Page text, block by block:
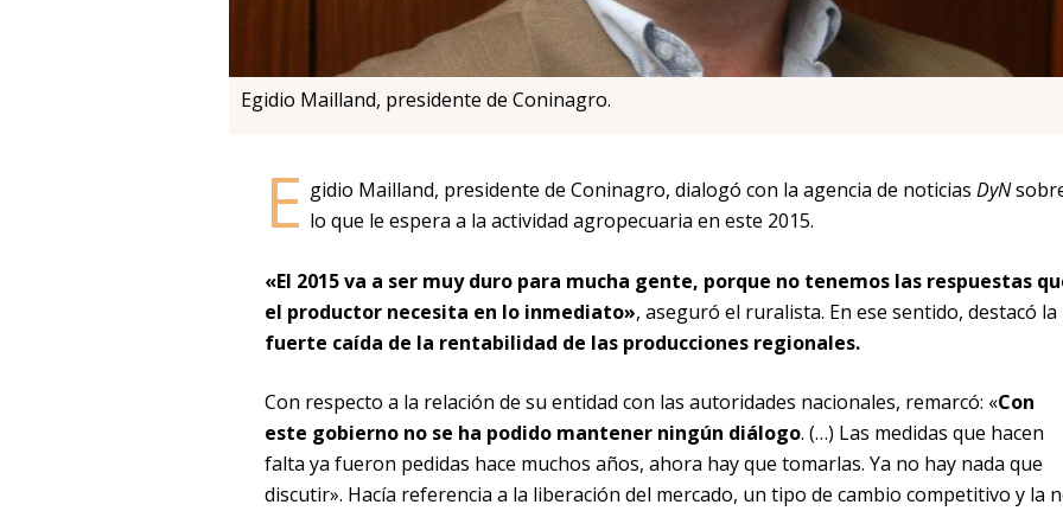
Egidio Mailland, presidente de Coninagro.
E gidio Mailland, presidente de Coninagro, dialogó con la agencia de noticias DyN
lo que le espera a la actividad agropecuaria en este 2015.
«El 2015 va a ser muy duro para mucha gente, porque no tenemos las respuestas
el productor necesita en lo inmediato», aseguró el ruralista. En ese sentido, destacó la
fuerte caída de la rentabilidad de las producciones regionales.
Con respecto a la relación de su entidad con las autoridades nacionales, remarcó: «Con
este gobierno no se ha podido mantener ningún diálogo. (…) Las medidas que hacen
falta ya fueron pedidas hace muchos años, ahora hay que tomarlas. Ya no hay nada que
discutir». Hacía referencia a la liberación del mercado, un tipo de cambio competitivo y la